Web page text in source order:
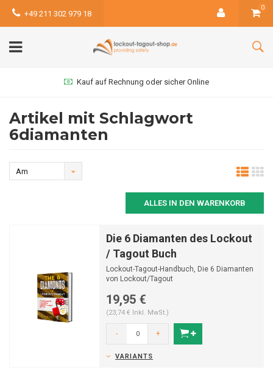
+49 211 302 979 18
0
Kauf auf Rechnung oder sicher Online
Artikel mit Schlagwort
6diamanten
Am
ALLES IN DEN WARENKORB
Die 6 Diamanten des Lockout
/ Tagout Buch
Lockout-Tagout-Handbuch, Die 6 Diamanten
von Lockout/Tagout
19,95 €
(23,74 € Inkl. MwSt.)
- +
VARIANTS